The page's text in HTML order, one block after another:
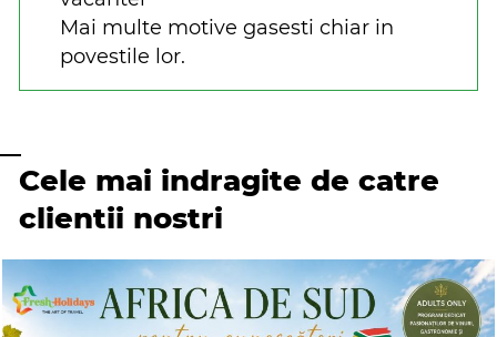
Mai multe motive gasesti chiar in
povestile lor.
Cele mai indragite de catre
clientii nostri